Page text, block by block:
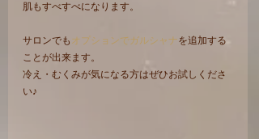
肌もすべすべになります。
サロンでも オプションでガルシャナを追加する
ことが出来ます。
冷え・むくみが気になる方はぜひお試しくださ
い♪